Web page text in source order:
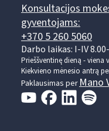
Konsultacijos
gyventojams:
+370 5 260 5060
Darbo laikas: I-IV
Prieššventinę dieną - viena
Kiekvieno mėnesio antrą
Paklausimas per Mano